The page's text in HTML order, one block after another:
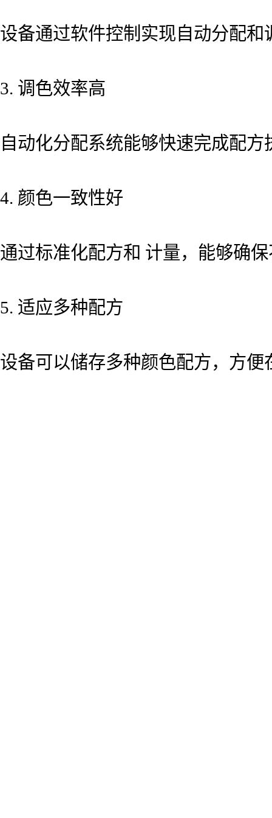
设备通过软件控制实现自动分配
3. 调色效率高
自动化分配系统能够快速完成配
4. 颜色一致性好
通过标准化配方和 计量，能够确
5. 适应多种配方
设备可以储存多种颜色配方，方